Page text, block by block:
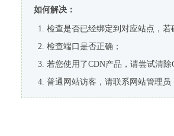
如何解决：
检查是否已经绑定到对应站点，
检查端口是否正确；
若您使用了CDN产品，请尝试清除
普通网站访客，请联系网站管理员